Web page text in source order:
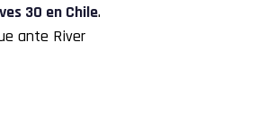
30 en Chile.
ante River